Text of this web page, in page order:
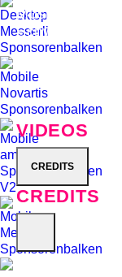
Musikfestival
Schwung in
VIDEOS
CREDITS
CREDITS